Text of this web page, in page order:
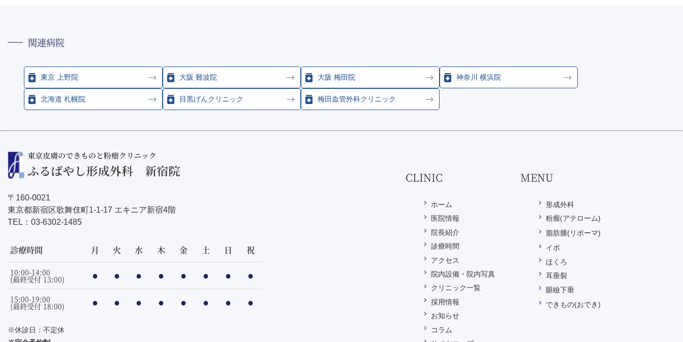
関連病院
東京 上野院 大阪 難波院 大阪 梅田院 神奈川 横浜院
北海道 札幌院 目黒げんクリニック 梅田血管外科クリニック
〒160-0021
東京都新宿区歌舞伎町1-1-17 エキニア新宿4階
TEL： 03-6302-1485
診療時間 月 火 水 木 金 土 日 祝
10:00-14:00
(最終受付 13:00) ● ● ● ● ● ● ● ●
15:00-19:00
(最終受付 18:00) ● ● ● ● ● ● ● ●
※休診日：不定休
CLINIC
ホーム
医院情報
院長紹介
診療時間
アクセス
院内設備・院内写真
クリニック一覧
採用情報
お知らせ
コラム
MENU
形成外科
粉瘤(アテローム)
脂肪腫(リポーマ)
イボ
ほくろ
耳垂裂
眼瞼下垂
できもの(おでき)